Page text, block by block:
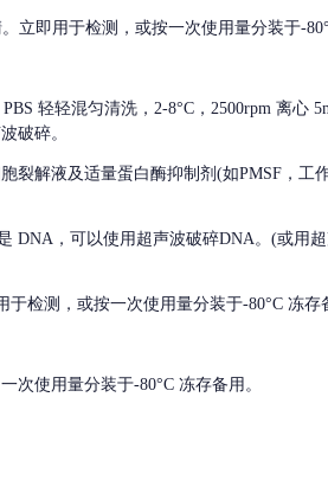
立即用于检测，或按一次使用量分装于-
轻轻混匀清洗，2-8°C，2500rpm 离心
破碎。
裂解液及适量蛋白酶抑制剂(如PMSF，
DNA，可以使用超声波破碎DNA。(或用
检测，或按一次使用量分装于-80°C 冻存
次使用量分装于-80°C 冻存备用。